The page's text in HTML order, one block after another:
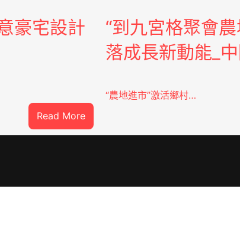
豪宅設計
Read More:
風
急
“到九宮格聚會
落成長新動能_
“農地進市”激活鄉村…